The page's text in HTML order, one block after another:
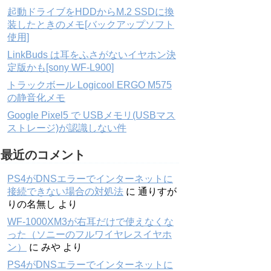
起動ドライブをHDDからM.2 SSDに換
装したときのメモ[バックアップソフト
使用]
LinkBuds は耳をふさがないイヤホン決
定版かも[sony WF-L900]
トラックボール Logicool ERGO M575
の静音化メモ
Google Pixel5 で USBメモリ(USBマス
ストレージ)が認識しない件
最近のコメント
PS4がDNSエラーでインターネットに
接続できない場合の対処法 に 通りすが
りの名無し より
WF-1000XM3が右耳だけで使えなくな
った（ソニーのフルワイヤレスイヤホ
ン）
に みや より
PS4がDNSエラーでインターネットに